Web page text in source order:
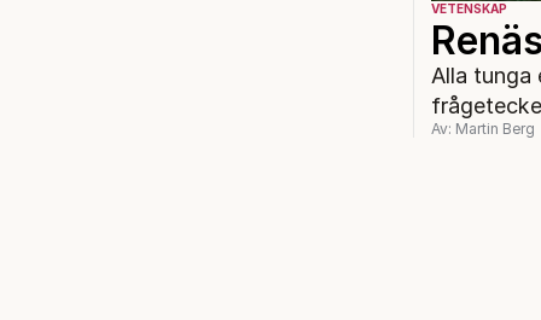
VETENSKAP
Alla tunga
Av: Martin Berg